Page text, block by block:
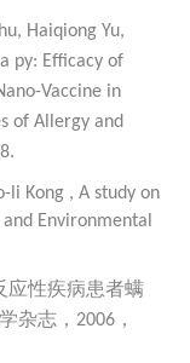
Haiqiong Yu,
py: Efficacy of
Vaccine in
of Allergy and
li Kong , A study on
Environmental
应性疾病患者螨
杂志， 2006 ，